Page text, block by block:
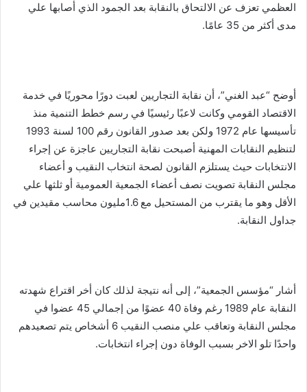
العظمي تعزف عن الالتحاق بالنقابة بعد الجمود الذي أصابها علي
مدى أكثر من 35 عامًا.
أوضح “عبد الغني”، أن نقابة التجاريين لعبت دورًا محوريًا في خدمة
الاقتصاد القومي وكانت لاعبًا رئيسيًا في رسم خطط التنمية منذ
تأسيسها عام 1972 ولكن بعد صدور القانون رقم 100 لسنة 1993
لتنظيم النقابات المهنية أصبحت نقابة التجاريين عاجزة عن إجراء
الانتخابات حيث يستلزم القانون لصحة انتخاب النقيب و أعضاء
مجلس النقابة تصويت نصف أعضاء الجمعية العمومية أو ثلثها علي
الأقل وهو ما يقترب من المستحيل مع 1.6مليون محاسب مقيدين في
جداول النقابة.
أشار “مؤسس الجمعية”، إلى أنه نتيجة لذلك كان أخر اقتراع شهدته
النقابة عام 1989 رغم وفاة 40 عضوًا من إجمالي 45 عضوا في
مجلس النقابة وتعاقب علي منصب النقيب 6 أشخاص يتم تصعيدهم
واحدًا تلو الاخر بسبب الوفاة دون إجراء انتخابات.